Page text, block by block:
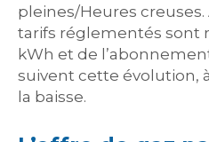
pleines/Heures
tarifs réglementés sont
kWh et de
suivent cette évolution,
la baisse.